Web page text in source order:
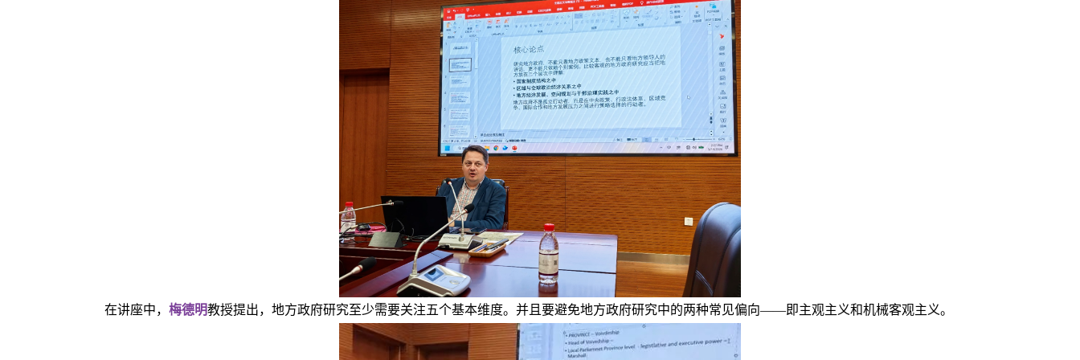
在讲座中， 梅德明教授提出，地方政府研究至少需要关注五个基本维度。并且要避免地方政府研究中的两种常见偏向——即主观主义和机械客观主义。